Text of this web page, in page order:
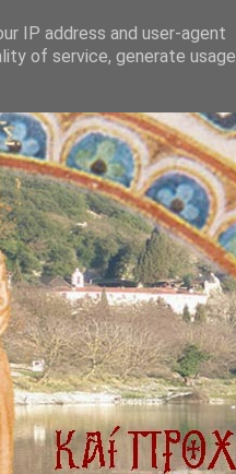
IP address and user-agent
of service, generate usage